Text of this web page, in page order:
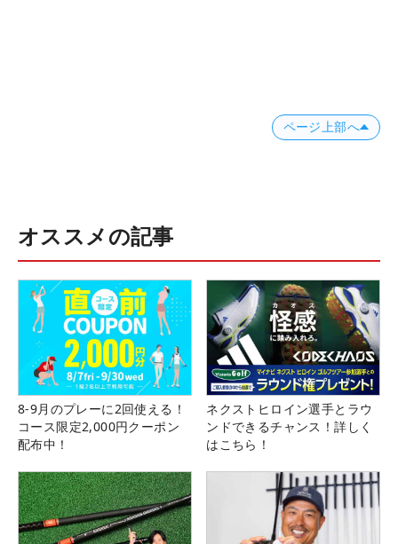
ページ上部へ
オススメの記事
8-9月のプレーに2回使える！
コース限定2,000円クーポン
配布中！
ネクストヒロイン選手とラウ
ンドできるチャンス！詳しく
はこちら！